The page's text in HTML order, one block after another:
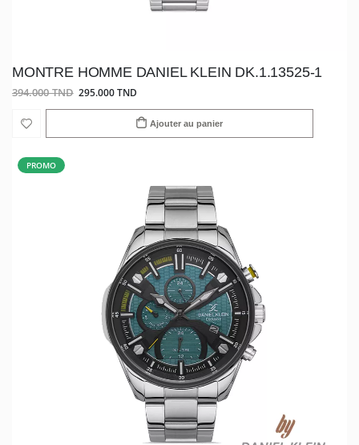
MONTRE HOMME DANIEL KLEIN DK.1.13525-1
394.000 TND 295.000 TND
Ajouter au panier
PROMO